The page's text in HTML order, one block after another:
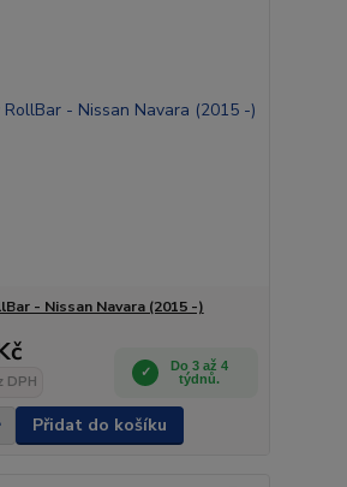
- Nissan Navara (2015 -)
DPH
Do 3 až 4
týdnů.
Přidat do košíku